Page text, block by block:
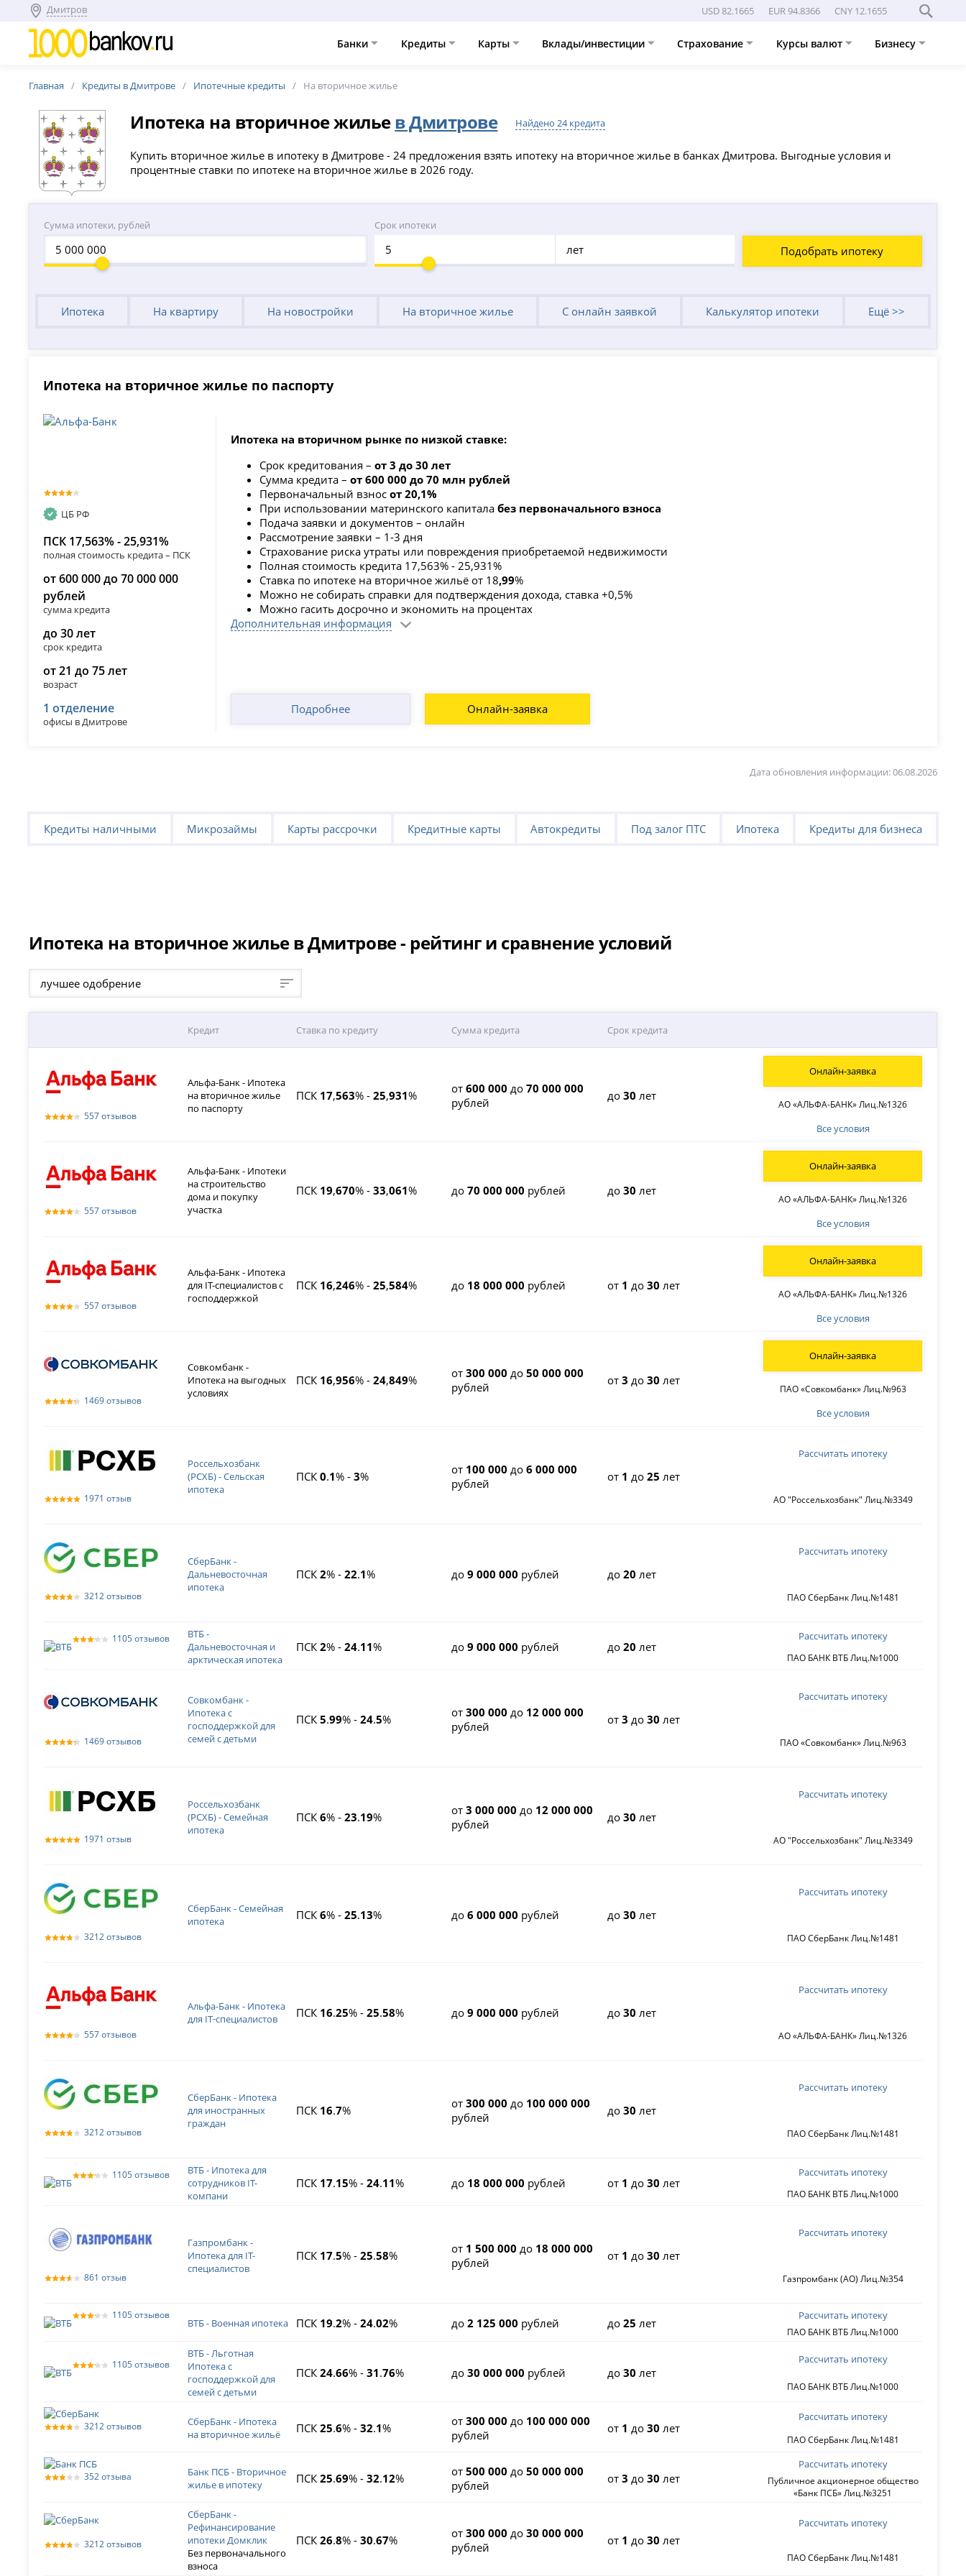
Дмитров USD 82.1665 EUR 94.8366 CNY 12.1655
Банки Кредиты Карты Вклады/инвестиции Страхование Курсы валют Бизнесу
Главная Кредиты в Дмитрове Ипотечные кредиты На вторичное жилье
Ипотека на вторичное жильев Дмитрове Найдено 24 кредита
Купить вторичное жилье в ипотеку в Дмитрове - 24 предложения взять ипотеку на вторичное жилье в банках Дмитрова. Выгодные условия и
процентные ставки по ипотеке на вторичное жилье в 2026 году.
Сумма ипотеки, рублей Срок ипотеки
лет Подобрать ипотеку
Ипотека На квартиру На новостройки На вторичное жилье С онлайн заявкой Калькулятор ипотеки Ещё >>
Ипотека на вторичное жилье по паспорту
ЦБ РФ
ПСК 17,563% - 25,931%
полная стоимость кредита – ПСК
от 600 000 до 70 000 000
рублей
сумма кредита
до 30 лет
срок кредита
от 21 до 75 лет
возраст
1 отделение
офисы в Дмитрове
Ипотека на вторичном рынке по низкой ставке:
Срок кредитования – от 3 до 30 лет
Сумма кредита – от 600 000 до 70 млн рублей
Первоначальный взносот 20,1%
При использовании материнского капитала без первоначального взноса
Подача заявки и документов – онлайн
Рассмотрение заявки – 1-3 дня
Страхование риска утраты или повреждения приобретаемой недвижимости
Полная стоимость кредита 17,563% - 25,931%
Ставка по ипотеке на вторичное жильё от 18,99%
Можно не собирать справки для подтверждения дохода, ставка +0,5%
Можно гасить досрочно и экономить на процентах
Дополнительная информация
Онлайн-заявка
Подробнее
Дата обновления информации: 06.08.2026
Кредиты наличными Микрозаймы Карты рассрочки Кредитные карты Автокредиты Под залог ПТС Ипотека Кредиты для бизнеса
Ипотека на вторичное жилье в Дмитрове - рейтинг и сравнение условий
лучшее одобрение
Кредит Ставка по кредиту Сумма кредита Срок кредита
557 отзывов
Альфа-Банк - Ипотека
на вторичное жилье
по паспорту
ПСК 17,563% - 25,931% от600 000 до70 000 000
рублей
до30 лет
Все условия
АО «АЛЬФА-БАНК» Лиц.№1326
Онлайн-заявка
557 отзывов
Альфа-Банк - Ипотеки
на строительство
дома и покупку
участка
ПСК 19,670% - 33,061% до70 000 000 рублей до30 лет
Все условия
АО «АЛЬФА-БАНК» Лиц.№1326
Онлайн-заявка
557 отзывов
Альфа-Банк - Ипотека
для IT-специалистов с
господдержкой
ПСК 16,246% - 25,584% до 18 000 000 рублей от 1 до30 лет
Все условия
АО «АЛЬФА-БАНК» Лиц.№1326
Онлайн-заявка
1469 отзывов
Совкомбанк -
Ипотека на выгодных
условиях
ПСК 16,956% - 24,849% от300 000 до50 000 000
рублей
от3 до30 лет
Все условия
ПАО «Совкомбанк» Лиц.№963
Онлайн-заявка
1971 отзыв
Россельхозбанк
(РСХБ) - Сельская
ипотека
ПСК 0.1% - 3% от 100 000 до6 000 000
рублей
от 1 до25 лет
АО "Россельхозбанк" Лиц.№3349
Рассчитать ипотеку
3212 отзывов
СберБанк -
Дальневосточная
ипотека
ПСК 2% - 22.1% до9 000 000 рублей до20 лет
ПАО СберБанк Лиц.№1481
Рассчитать ипотеку
1105 отзывов
ВТБ -
Дальневосточная и
арктическая ипотека
ПСК 2% - 24.11% до9 000 000 рублей до20 лет
ПАО БАНК ВТБ Лиц.№1000
Рассчитать ипотеку
1469 отзывов
Совкомбанк -
Ипотека с
господдержкой для
семей с детьми
ПСК 5.99% - 24.5% от300 000 до 12 000 000
рублей
от3 до30 лет
ПАО «Совкомбанк» Лиц.№963
Рассчитать ипотеку
1971 отзыв
Россельхозбанк
(РСХБ) - Семейная
ипотека
ПСК 6% - 23.19% от3 000 000 до 12 000 000
рублей
до30 лет
АО "Россельхозбанк" Лиц.№3349
Рассчитать ипотеку
3212 отзывов
СберБанк - Семейная
ипотека
ПСК 6% - 25.13% до6 000 000 рублей до30 лет
ПАО СберБанк Лиц.№1481
Рассчитать ипотеку
557 отзывов
Альфа-Банк - Ипотека
для IT‑специалистов
ПСК 16.25% - 25.58% до9 000 000 рублей до30 лет
АО «АЛЬФА-БАНК» Лиц.№1326
Рассчитать ипотеку
3212 отзывов
СберБанк - Ипотека
для иностранных
граждан
ПСК 16.7% от300 000 до 100 000 000
рублей
до30 лет
ПАО СберБанк Лиц.№1481
Рассчитать ипотеку
1105 отзывов
ВТБ - Ипотека для
сотрудников IT-
компани
ПСК 17.15% - 24.11% до 18 000 000 рублей от 1 до30 лет
ПАО БАНК ВТБ Лиц.№1000
Рассчитать ипотеку
861 отзыв
Газпромбанк -
Ипотека для IT-
специалистов
ПСК 17.5% - 25.58% от 1 500 000 до 18 000 000
рублей
от 1 до30 лет
Газпромбанк (АО) Лиц.№354
Рассчитать ипотеку
1105 отзывов
ВТБ - Военная ипотека ПСК 19.2% - 24.02% до2 125 000 рублей до25 лет
ПАО БАНК ВТБ Лиц.№1000
Рассчитать ипотеку
1105 отзывов
ВТБ - Льготная
Ипотека с
господдержкой для
семей с детьми
ПСК 24.66% - 31.76% до30 000 000 рублей до30 лет
ПАО БАНК ВТБ Лиц.№1000
Рассчитать ипотеку
3212 отзывов
СберБанк - Ипотека
на вторичное жильё
ПСК 25.6% - 32.1% от300 000 до 100 000 000
рублей
от 1 до30 лет
ПАО СберБанк Лиц.№1481
Рассчитать ипотеку
352 отзыва
Банк ПСБ - Вторичное
жилье в ипотеку
ПСК 25.69% - 32.12% от500 000 до50 000 000
рублей
от3 до30 лет
Публичное акционерное общество
«Банк ПСБ» Лиц.№3251
Рассчитать ипотеку
3212 отзывов
СберБанк -
Рефинансирование
ипотеки Домклик
Без первоначального
взноса
ПСК 26.8% - 30.67% от300 000 до30 000 000
рублей
от 1 до30 лет
ПАО СберБанк Лиц.№1481
Рассчитать ипотеку